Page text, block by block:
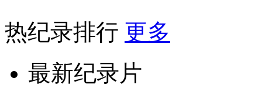
热纪录排行 更多
最新纪录片